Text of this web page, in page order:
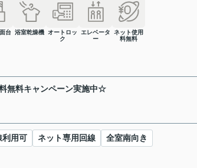
台 浴室乾燥機
オートロッ
ク
エレベータ
ー
ネット使用
料無料
無料キャンペーン実施中☆
利用可 ネット専用回線 全室南向き